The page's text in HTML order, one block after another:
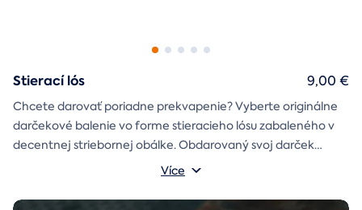
Stierací lós
Chcete darovať poriadne prekvapenie? Vyberte originálne
darčekové balenie vo forme stieracieho lósu zabaleného v
decentnej striebornej obálke. Obdarovaný svoj darček
objaví až po chvíľke napätia počas stierania. Jedno je isté, u
Více
9,00 €